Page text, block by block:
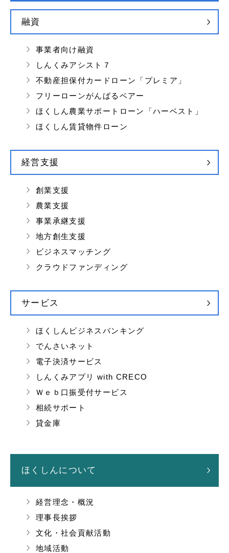
融資
事業者向け融資
しんくみアシスト７
不動産担保付カードローン「プレミア」
フリーローンがんばるベアー
ほくしん農業サポートローン「ハーベスト」
ほくしん賃貸物件ローン
経営支援
創業支援
農業支援
事業承継支援
地方創生支援
ビジネスマッチング
クラウドファンディング
サービス
ほくしんビジネスバンキング
でんさいネット
電子決済サービス
しんくみアプリ with CRECO
Ｗｅｂ口振受付サービス
相続サポート
貸金庫
ほくしんについて
経営理念・概況
理事長挨拶
文化・社会貢献活動
地域活動